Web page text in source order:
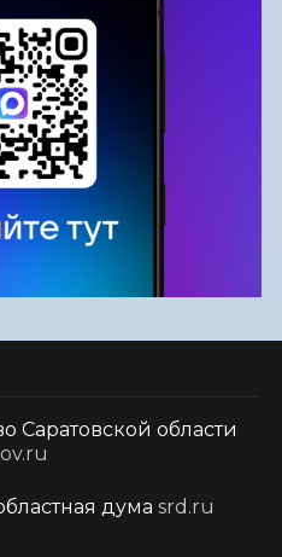
Саратовской области
дума srd.ru